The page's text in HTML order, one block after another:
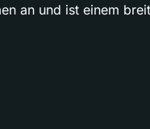
an und ist einem